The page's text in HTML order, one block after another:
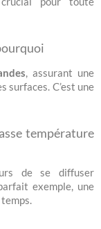
, assurant une
C’est une
température
de se diffuser
exemple, une